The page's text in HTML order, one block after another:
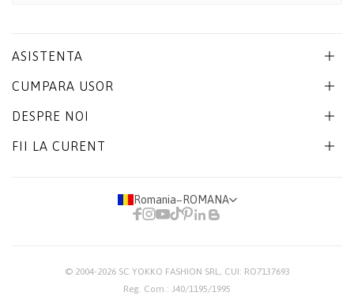
ASISTENTA
CUMPARA USOR
DESPRE NOI
FII LA CURENT
Romania− ROMANA
© 2004-2026 SC YOKKO FASHION SRL, CUI: RO7137693
Reg. Com.: J40/1195/1995